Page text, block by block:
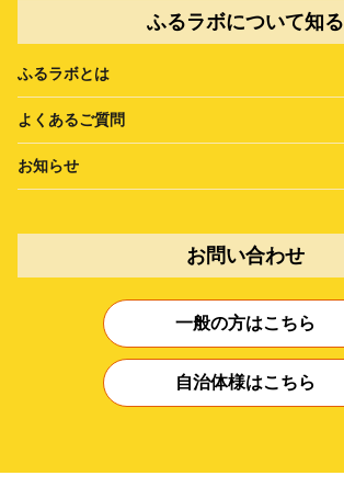
ふるラボについて知る
ふるラボとは
よくあるご質問
お知らせ
お問い合わせ
一般の方はこちら
自治体様はこちら